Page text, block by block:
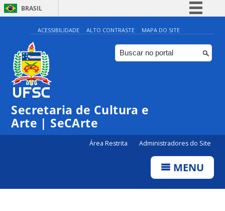
BRASIL
Simplifique!
Comunica BR
Participe
ACESSIBILIDADE ALTO CONTRASTE MAPA DO SITE
Secretaria de Cultura e
Arte | SeCArte
Área Restrita Administradores do Site
MENU